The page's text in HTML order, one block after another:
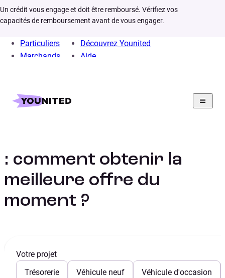
Un crédit vous engage et doit être remboursé. Vérifiez vos
capacités de remboursement avant de vous engager.
Particuliers
Marchands
Découvrez Younited
Aide
Home
Calculs
Simulation crédit auto
: comment obtenir la
meilleure offre du
moment ?
Votre projet
Trésorerie
Véhicule neuf
Véhicule d'occasion